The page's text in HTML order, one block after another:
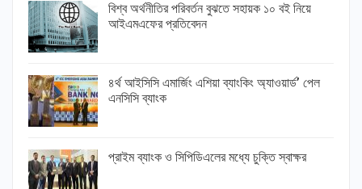
বিশ্ব অর্থনীতির পরিবর্তন বুঝতে সহায়ক ১০ বই নিয়ে
আইএমএফের প্রতিবেদন
৪র্থ আইসিসি এমার্জিং এশিয়া ব্যাংকিং অ্যাওয়ার্ড’ পেল
এনসিসি ব্যাংক
প্রাইম ব্যাংক ও সিপিডিএলের মধ্যে চুক্তি স্বাক্ষর